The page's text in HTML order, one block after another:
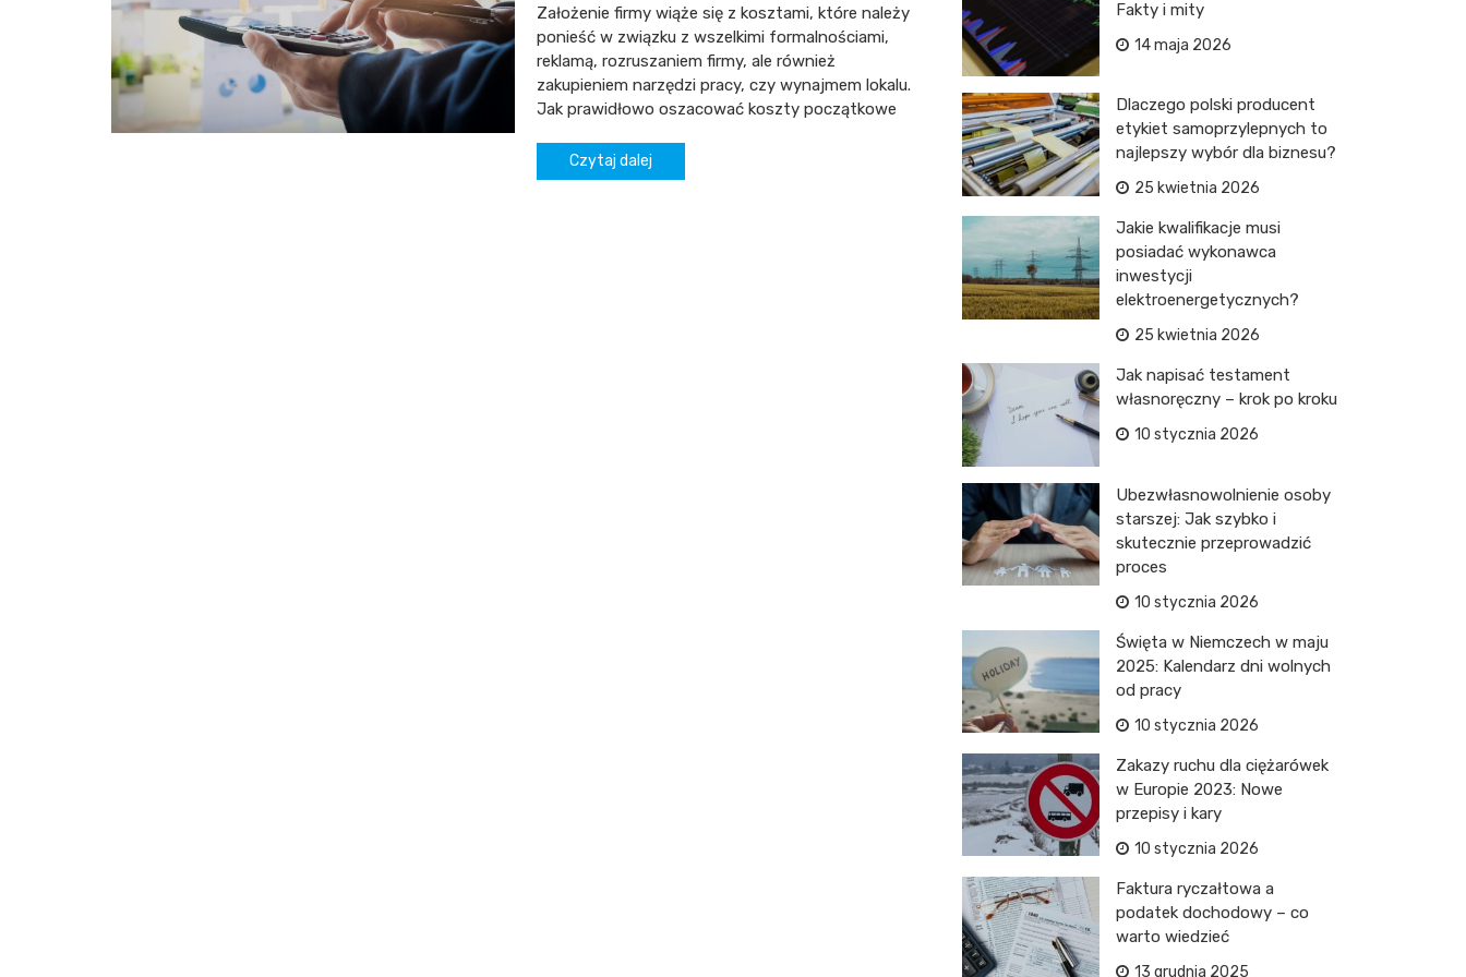
Założenie firmy wiąże się z kosztami, które należy
ponieść w związku z wszelkimi formalnościami,
reklamą, rozruszaniem firmy, ale również
zakupieniem narzędzi pracy, czy wynajmem lokalu.
Jak prawidłowo oszacować koszty początkowe
Czytaj dalej
Fakty i mity
14 maja 2026
Dlaczego polski producent
etykiet samoprzylepnych to
najlepszy wybór dla biznesu?
25 kwietnia 2026
Jakie kwalifikacje musi
posiadać wykonawca
inwestycji
elektroenergetycznych?
25 kwietnia 2026
Jak napisać testament
własnoręczny – krok po kroku
10 stycznia 2026
Ubezwłasnowolnienie osoby
starszej: Jak szybko i
skutecznie przeprowadzić
proces
10 stycznia 2026
Święta w Niemczech w maju
2025: Kalendarz dni wolnych
od pracy
10 stycznia 2026
Zakazy ruchu dla ciężarówek
w Europie 2023: Nowe
przepisy i kary
10 stycznia 2026
Faktura ryczałtowa a
podatek dochodowy – co
warto wiedzieć
13 grudnia 2025